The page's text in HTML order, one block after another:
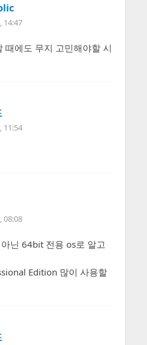
14:47
때에도 무지 고민해야할 시
11:54
08:08
닌 64bit 전용 os로 알고
Edition 많이 사용할